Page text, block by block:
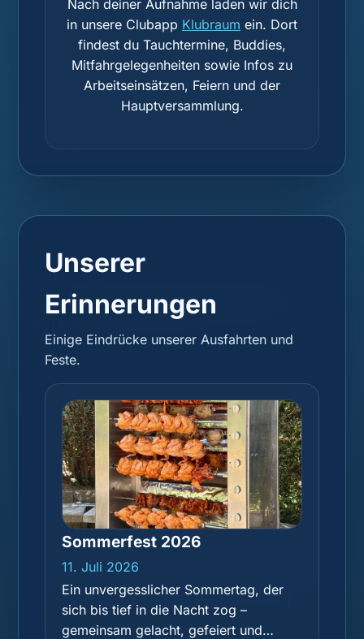
Nach deiner Aufnahme laden wir dich
in unsere Clubapp Klubraum ein. Dort
findest du Tauchtermine, Buddies,
Mitfahrgelegenheiten sowie Infos zu
Arbeitseinsätzen, Feiern und der
Hauptversammlung.
Unserer
Erinnerungen
Einige Eindrücke unserer Ausfahrten und
Feste.
Sommerfest 2026
11. Juli 2026
Ein unvergesslicher Sommertag, der
sich bis tief in die Nacht zog –
gemeinsam gelacht, gefeiert und